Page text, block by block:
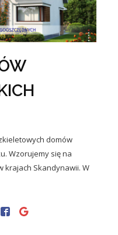
domów
Wzorujemy się na
krajach Skandynawii. W